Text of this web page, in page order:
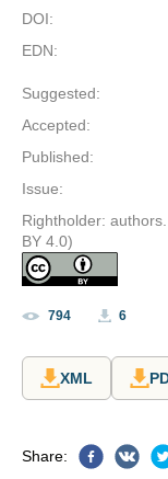
DOI:
EDN:
Suggested:
Accepted:
Published:
Issue:
Rightholder:
BY 4.0)
794 6
XML
Share: